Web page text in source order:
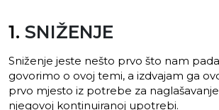
1. SNIŽENJE
Sniženje jeste nešto prvo što nam
govorimo o ovoj temi, a izdvajam ga
prvo mjesto iz potrebe za
njegovoj kontinuiranoj upotrebi.